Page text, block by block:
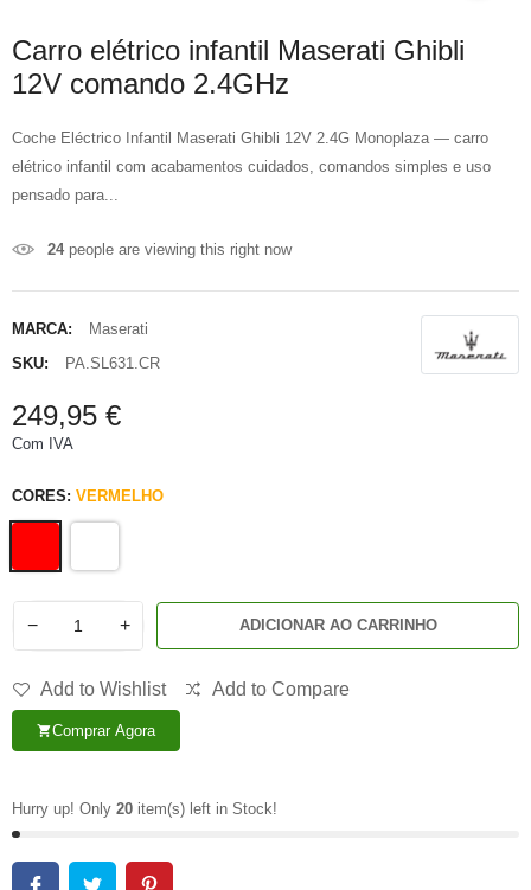
Carro elétrico infantil Maserati Ghibli
12V comando 2.4GHz
Coche Eléctrico Infantil Maserati Ghibli 12V 2.4G Monoplaza — carro
elétrico infantil com acabamentos cuidados, comandos simples e uso
pensado para...
24people are viewing this right now
MARCA:
Maserati
SKU:
PA.SL631.CR
249,95 €
Com IVA
CORES: VERMELHO
− + ADICIONAR AO CARRINHO
Add to Wishlist Add to Compare
shopping_cartComprar Agora
Hurry up! Only 20 item(s) left in Stock!